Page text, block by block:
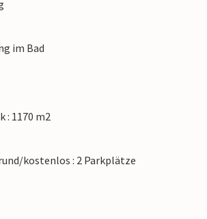
im Bad
: 1170 m2
kostenlos : 2 Parkplätze